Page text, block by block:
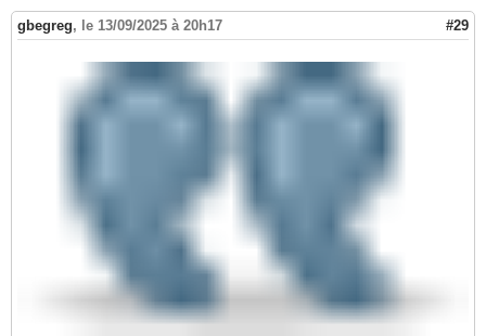
gbegreg, le 13/09/2025 à 20h17 #29